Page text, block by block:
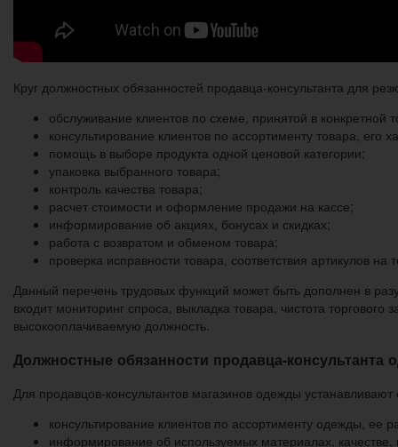
Круг должностных обязанностей продавца-консультанта для
обслуживание клиентов по схеме, принятой в конкретной
консультирование клиентов по ассортименту товара, его
помощь в выборе продукта одной ценовой категории;
упаковка выбранного товара;
контроль качества товара;
расчет стоимости и оформление продажи на кассе;
информирование об акциях, бонусах и скидках;
работа с возвратом и обменом товара;
проверка исправности товара, соответствия артикулов на
Данный перечень трудовых функций может быть дополнен в
входит мониторинг спроса, выкладка товара, чистота
высокооплачиваемую должность.
Должностные обязанности продавца-консультанта
Для продавцов-консультантов магазинов одежды
консультирование клиентов по ассортименту одежды, ее
информирование об используемых материалах, качестве,